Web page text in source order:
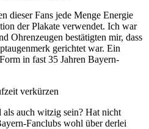
dieser Fans jede Menge Energie
der Plakate verwendet. Ich war
Ohrenzeugen bestätigten mir, dass
gerichtet war. Ein
in fast 35 Jahren Bayern-
verkürzen
auch witzig sein? Hat nicht
Fanclubs wohl über derlei